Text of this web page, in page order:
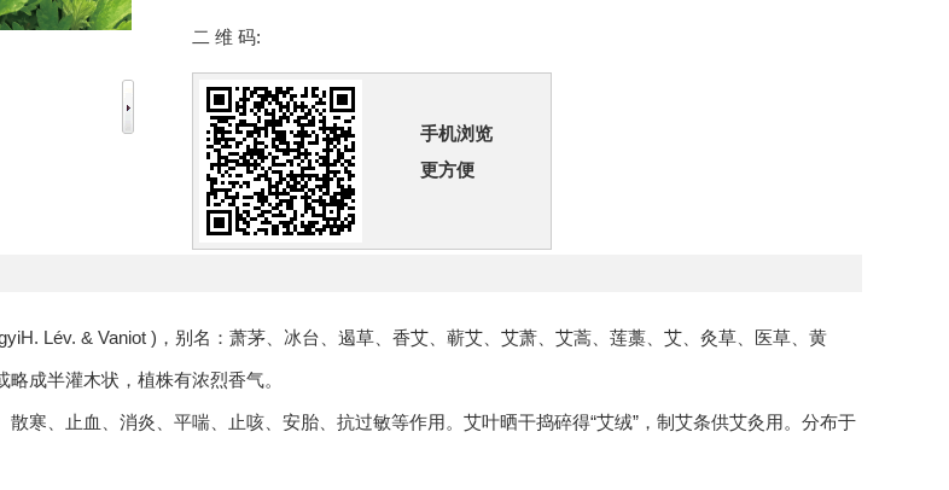
二 维 码:
手机浏览
更方便
Lév. & Vaniot )，别名：萧茅、冰台、遏草、香艾、蕲艾、艾萧、艾蒿、莲藁、艾、灸草、医草、黄
成半灌木状，植株有浓烈香气。
散寒、止血、消炎、平喘、止咳、安胎、抗过敏等作用。艾叶晒干捣碎得“艾绒”，制艾条供艾灸用。分布于